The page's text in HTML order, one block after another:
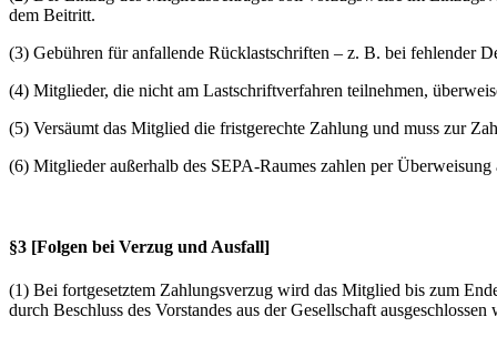
dem Beitritt.
(3) Gebühren für anfallende Rücklastschriften – z. B. bei fehlender
(4) Mitglieder, die nicht am Lastschriftverfahren teilnehmen,
(5) Versäumt das Mitglied die fristgerechte Zahlung und muss zur
(6) Mitglieder außerhalb des SEPA-Raumes zahlen per
§3 [Folgen bei Verzug und Ausfall]
(1) Bei fortgesetztem Zahlungsverzug wird das Mitglied bis zum
durch Beschluss des Vorstandes aus der Gesellschaft